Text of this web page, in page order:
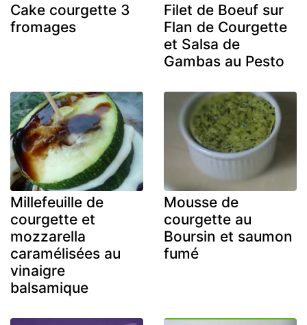
Cake courgette 3
fromages
Filet de Boeuf sur
Flan de Courgette
et Salsa de
Gambas au Pesto
Millefeuille de
courgette et
mozzarella
caramélisées au
vinaigre
balsamique
Mousse de
courgette au
Boursin et saumon
fumé